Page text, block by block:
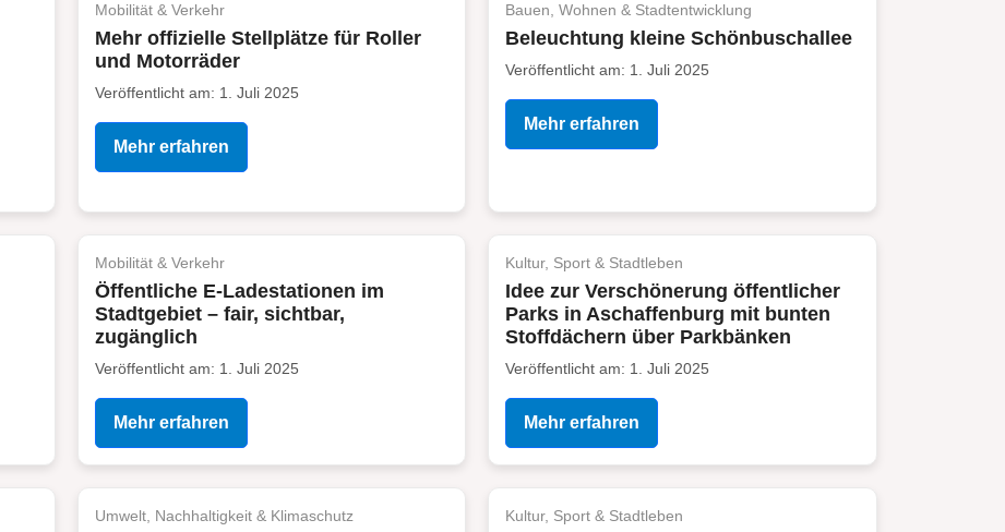
Mobilität & Verkehr
Mehr offizielle Stellplätze für Roller
und Motorräder
Veröffentlicht am: 1. Juli 2025
Mehr erfahren
Bauen, Wohnen & Stadtentwicklung
Beleuchtung kleine Schönbuschallee
Veröffentlicht am: 1. Juli 2025
Mehr erfahren
Mobilität & Verkehr
Öffentliche E-Ladestationen im
Stadtgebiet – fair, sichtbar,
zugänglich
Veröffentlicht am: 1. Juli 2025
Mehr erfahren
Kultur, Sport & Stadtleben
Idee zur Verschönerung öffentlicher
Parks in Aschaffenburg mit bunten
Stoffdächern über Parkbänken
Veröffentlicht am: 1. Juli 2025
Mehr erfahren
Umwelt, Nachhaltigkeit & Klimaschutz Kultur, Sport & Stadtleben